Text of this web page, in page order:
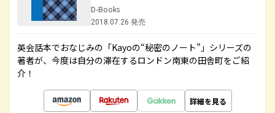
D-Books
2018.07.26 発売
英会話本でおなじみの「Kayoの“秘密のノート”」シリーズの
著者が、今度は自分の滞在するロンドン南東の田舎町をご紹
介！
詳細を見る